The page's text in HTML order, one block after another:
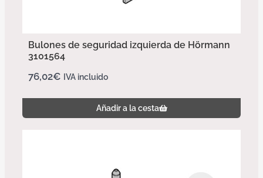
Bulones de seguridad izquierda de Hörmann
3101564
76,02€ IVA incluido
Añadir a la cesta